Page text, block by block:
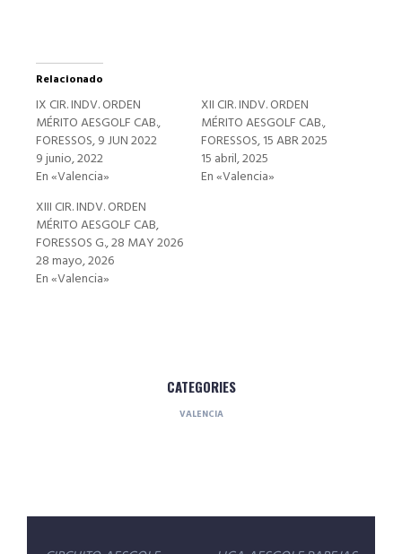
Relacionado
IX CIR. INDV. ORDEN
MÉRITO AESGOLF CAB.,
FORESSOS, 9 JUN 2022
9 junio, 2022
En «Valencia»
XII CIR. INDV. ORDEN
MÉRITO AESGOLF CAB.,
FORESSOS, 15 ABR 2025
15 abril, 2025
En «Valencia»
XIII CIR. INDV. ORDEN
MÉRITO AESGOLF CAB,
FORESSOS G., 28 MAY 2026
28 mayo, 2026
En «Valencia»
CATEGORIES
VALENCIA